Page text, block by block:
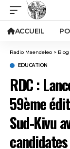
ACCUEIL
Radio Maendeleo > Blog
EDUCATION
RDC :
59ème
Sud-Kivu